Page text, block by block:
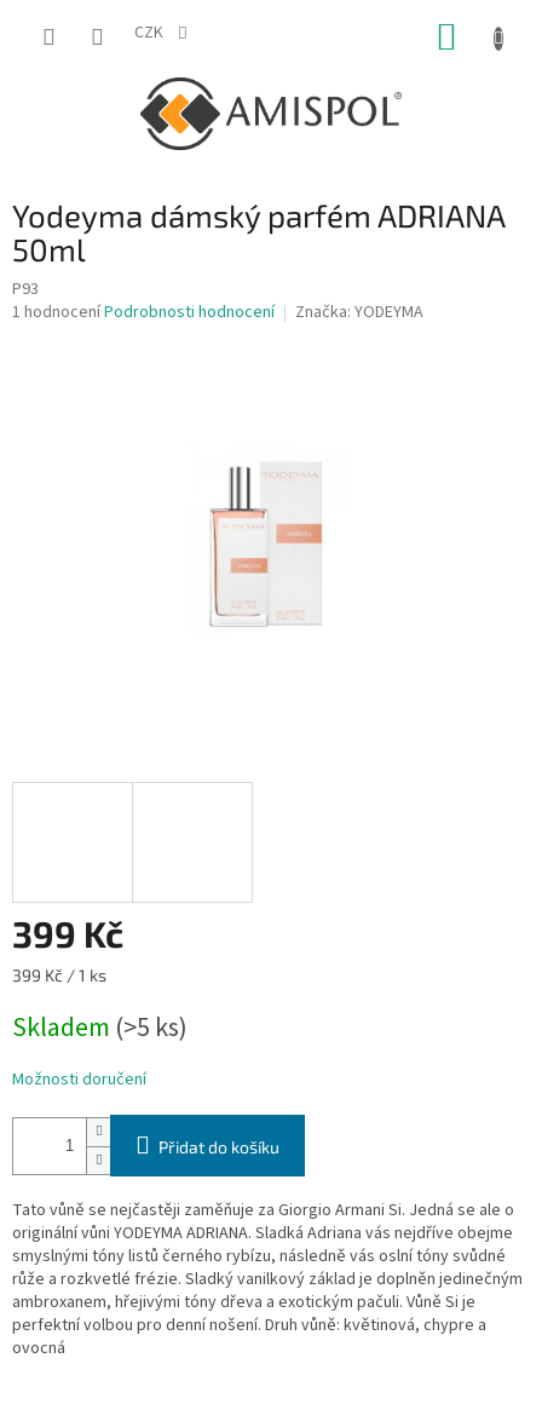
CZK
Yodeyma dámský parfém ADRIANA
50ml
P93
Průměrné
1 hodnoceníPodrobnosti hodnocení Značka: YODEYMA
399 Kč
Měrná
399 Kč / 1 ks
Skladem (>5 ks)
Možnosti doručení
Přidat do košíku
Tato vůně se nejčastěji zaměňuje za Giorgio Armani Si. Jedná se ale o
originální vůni YODEYMA ADRIANA. Sladká Adriana vás nejdříve obejme
smyslnými tóny listů černého rybízu, následně vás oslní tóny svůdné
růže a rozkvetlé frézie. Sladký vanilkový základ je doplněn jedinečným
ambroxanem, hřejivými tóny dřeva a exotickým pačuli. Vůně Si je
perfektní volbou pro denní nošení. Druh vůně: květinová, chypre a
ovocná